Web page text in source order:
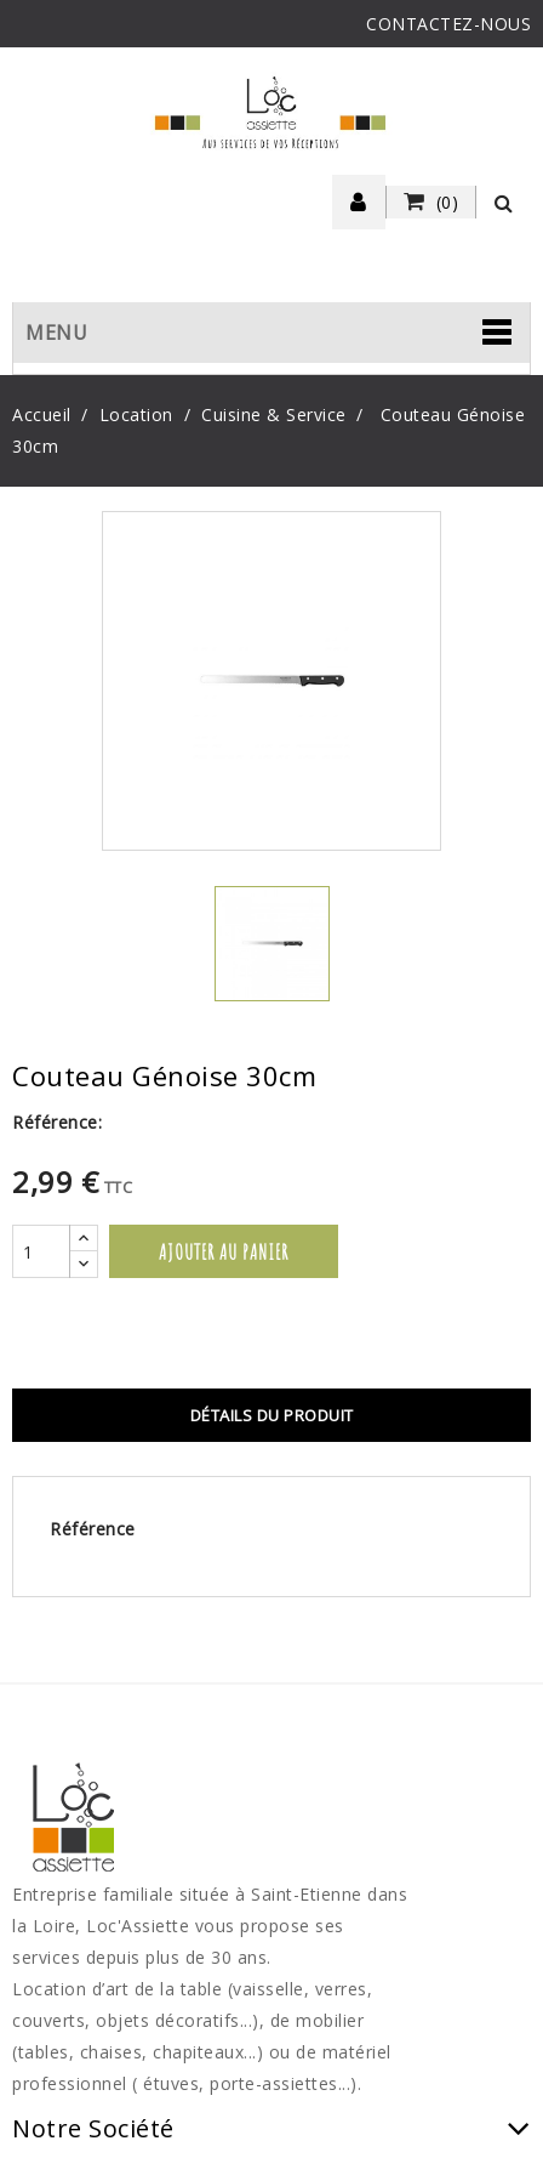
CONTACTEZ-NOUS
(0)
MENU
Accueil Location Cuisine & Service
Couteau Génoise
30cm
Couteau Génoise 30cm
Référence:
2,99 € TTC
AJOUTER AU PANIER
DÉTAILS DU PRODUIT
Référence
Entreprise familiale située à Saint-Etienne dans
la Loire, Loc'Assiette vous propose ses
services depuis plus de 30 ans.
Location d’art de la table (vaisselle, verres,
couverts, objets décoratifs...), de mobilier
(tables, chaises, chapiteaux...) ou de matériel
professionnel ( étuves, porte-assiettes...).
Notre Société